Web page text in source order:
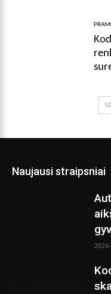
Naujausi straipsniai